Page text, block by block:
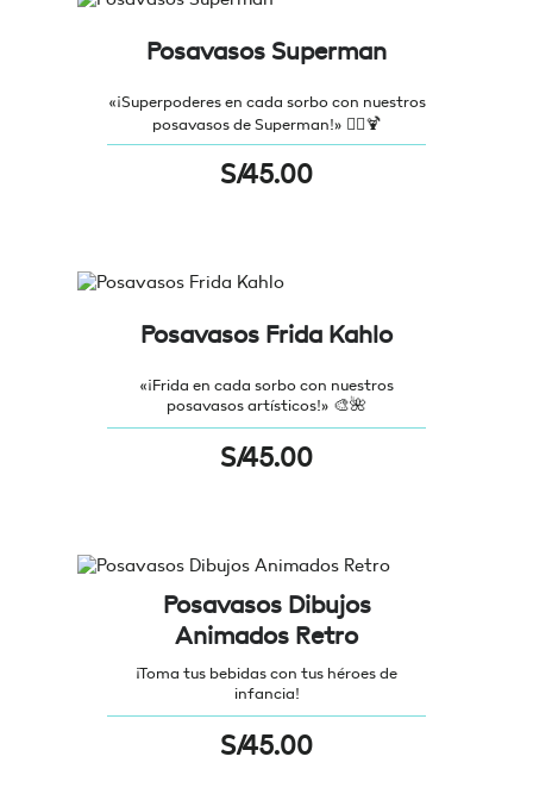
Posavasos Superman
«¡Superpoderes en cada sorbo con nuestros
posavasos de Superman!» 🦸‍♂️🍹
S/45.00
Posavasos Frida Kahlo
«¡Frida en cada sorbo con nuestros
posavasos artísticos!» 🎨🌺
S/45.00
Posavasos Dibujos
Animados Retro
¡Toma tus bebidas con tus héroes de
infancia!
S/45.00